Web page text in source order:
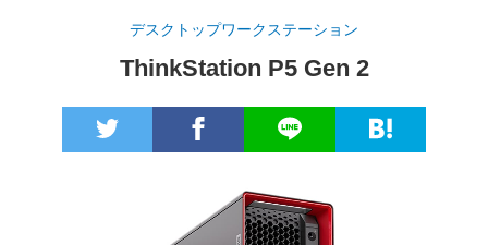
デスクトップワークステーション
ThinkStation P5 Gen 2